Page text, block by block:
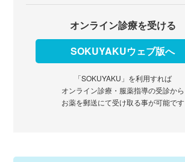
オンライン診療を受ける
SOKUYAKUウェブ版へ
「SOKUYAKU」を利用すれば
オンライン診療・服薬指導の受診から
お薬を郵送にて受け取る事が可能です